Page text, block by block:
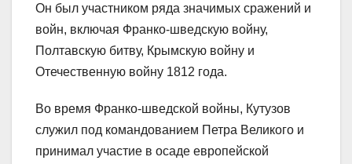
Он был участником ряда значимых сражений и
войн, включая Франко-шведскую войну,
Полтавскую битву, Крымскую войну и
Отечественную войну 1812 года.
Во время Франко-шведской войны, Кутузов
служил под командованием Петра Великого и
принимал участие в осаде европейской